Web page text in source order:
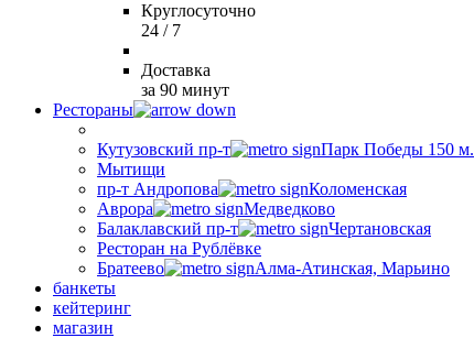
Круглосуточно
24 / 7
Доставка
за 90 минут
Рестораны
Кутузовский пр-т
Парк Победы 150 м.
Мытищи
пр-т Андропова
Коломенская
Аврора
Медведково
Балаклавский пр-т
Чертановская
Ресторан на Рублёвке
Братеево
Алма-Атинская, Марьино
банкеты
кейтеринг
магазин